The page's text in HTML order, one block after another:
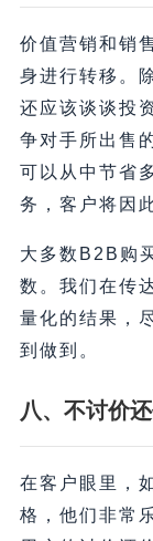
价值营销和销
身进行转移。
还应该谈谈投
争对手所出售
可以从中节省
务，客户将因
大多数B2B购
数。我们在传
量化的结果，
到做到。
八、不讨价
在客户眼里，
格，他们非常